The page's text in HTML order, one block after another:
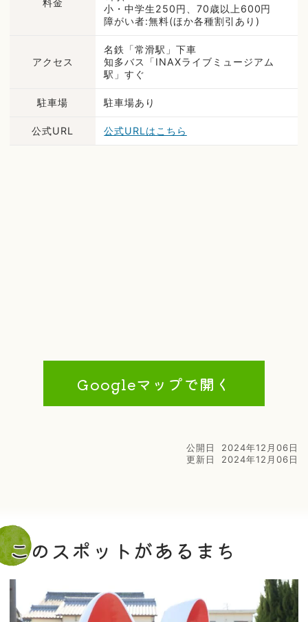
料金
小・中学生250円、70歳以上600円
障がい者:無料(ほか各種割引あり)
アクセス
名鉄「常滑駅」下車
知多バス「INAXライブミュージアム
駅」すぐ
駐車場 駐車場あり
公式URL 公式URLはこちら
Googleマップで開く
公開日
2024年12月06日
更新日
2024年12月06日
このスポットがあるまち